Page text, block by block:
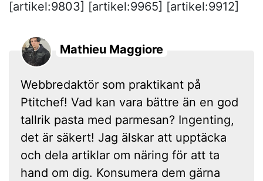
[artikel:9803] [artikel:9965] [artikel:9912]
Mathieu Maggiore
Webbredaktör som praktikant på
Ptitchef! Vad kan vara bättre än en god
tallrik pasta med parmesan? Ingenting,
det är säkert! Jag älskar att upptäcka
och dela artiklar om näring för att ta
hand om dig. Konsumera dem gärna